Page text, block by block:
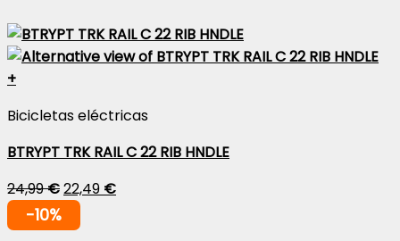
+
Bicicletas eléctricas
BTRYPT TRK RAIL C 22 RIB HNDLE
24,99€22,49 €
-10%